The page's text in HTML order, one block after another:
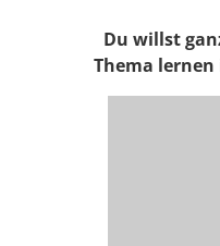
Du willst
Thema